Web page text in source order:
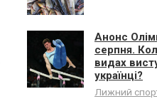
Анонс
серпня.
видах
українці?
Лижний